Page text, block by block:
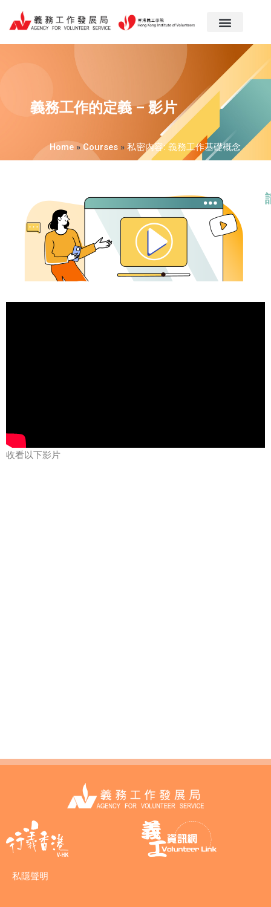
義務工作的定義 – 影片
Home »Courses » 私密內容: 義務工作基礎概念
收看以下影片
私隱聲明